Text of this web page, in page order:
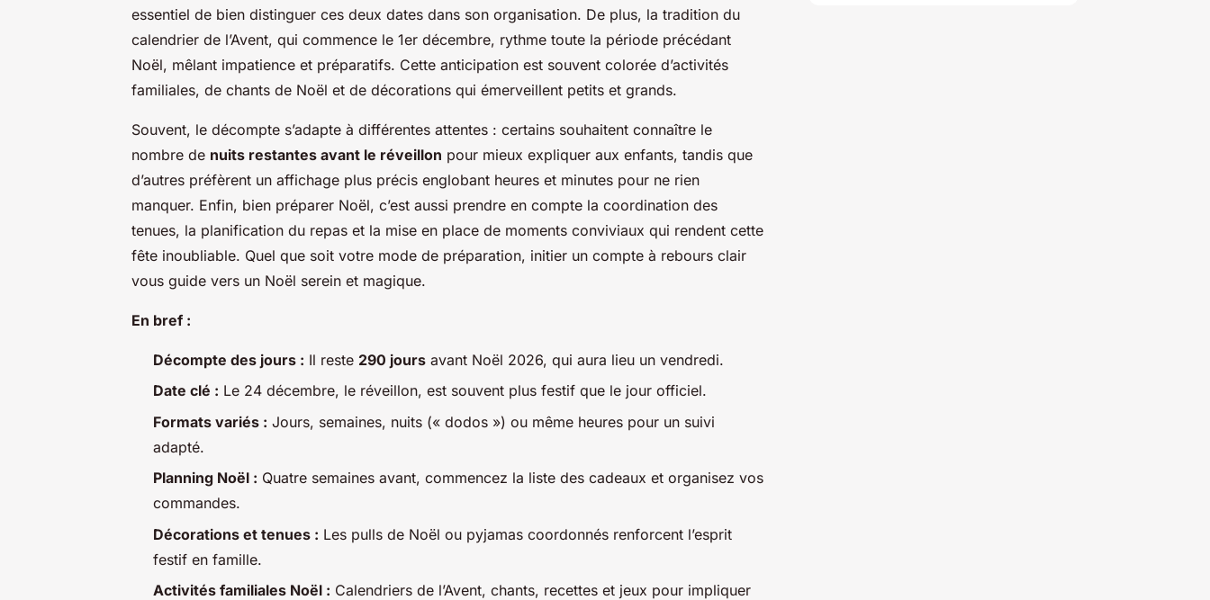
essentiel de bien distinguer ces deux dates dans son organisation. De plus, la tradition du
calendrier de l’Avent, qui commence le 1er décembre, rythme toute la période précédant
Noël, mêlant impatience et préparatifs. Cette anticipation est souvent colorée d’activités
familiales, de chants de Noël et de décorations qui émerveillent petits et grands.
Souvent, le décompte s’adapte à différentes attentes : certains souhaitent connaître le
nombre de nuits restantes avant le réveillon pour mieux expliquer aux enfants, tandis que
d’autres préfèrent un affichage plus précis englobant heures et minutes pour ne rien
manquer. Enfin, bien préparer Noël, c’est aussi prendre en compte la coordination des
tenues, la planification du repas et la mise en place de moments conviviaux qui rendent cette
fête inoubliable. Quel que soit votre mode de préparation, initier un compte à rebours clair
vous guide vers un Noël serein et magique.
En bref :
Décompte des jours : Il reste 290 jours avant Noël 2026, qui aura lieu un vendredi.
Date clé : Le 24 décembre, le réveillon, est souvent plus festif que le jour officiel.
Formats variés : Jours, semaines, nuits (« dodos ») ou même heures pour un suivi
adapté.
Planning Noël : Quatre semaines avant, commencez la liste des cadeaux et organisez vos
commandes.
Décorations et tenues : Les pulls de Noël ou pyjamas coordonnés renforcent l’esprit
festif en famille.
Activités familiales Noël : Calendriers de l’Avent, chants, recettes et jeux pour impliquer